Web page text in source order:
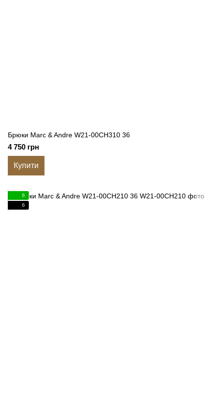
Брюки Marc & Andre W21-00CH310 36
4 750 грн
Купити
6
6